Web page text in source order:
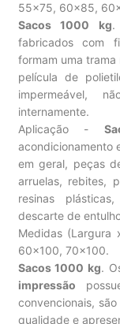
55×75, 60×85,
Sacos 1000 kg.
fabricados com
formam uma
película de
impermeável,
internamente.
Aplicação -
acondicionamento
em geral, peças
arruelas, rebites,
resinas
descarte de
Medidas
60×100, 70×100.
Sacos 1000 kg.
impressão
convencionais,
qualidade e